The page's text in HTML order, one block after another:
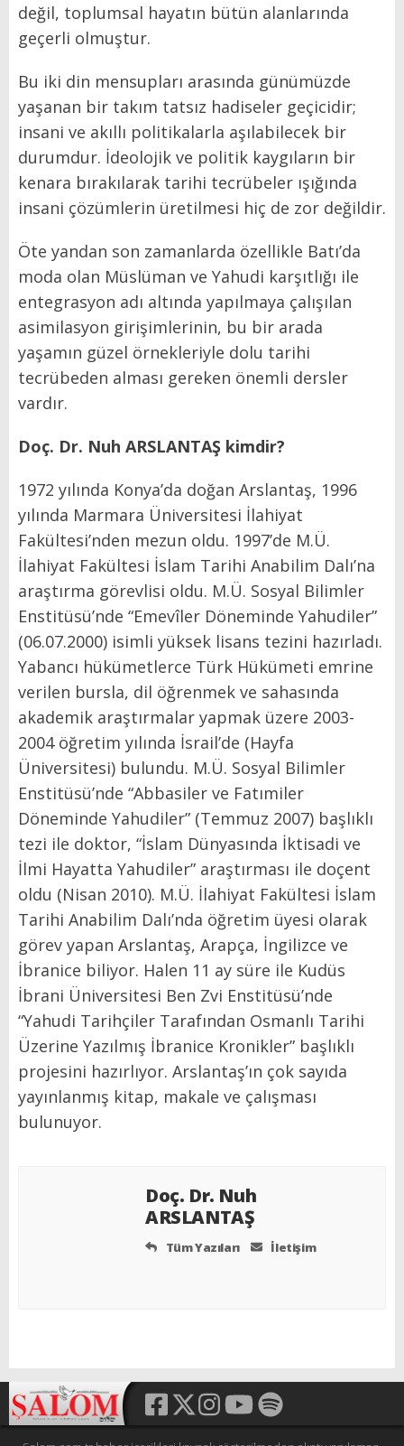
değil, toplumsal hayatın bütün alanlarında
geçerli olmuştur.
Bu iki din mensupları arasında günümüzde
yaşanan bir takım tatsız hadiseler geçicidir;
insani ve akıllı politikalarla aşılabilecek bir
durumdur. İdeolojik ve politik kaygıların bir
kenara bırakılarak tarihi tecrübeler ışığında
insani çözümlerin üretilmesi hiç de zor değildir.
Öte yandan son zamanlarda özellikle Batı’da
moda olan Müslüman ve Yahudi karşıtlığı ile
entegrasyon adı altında yapılmaya çalışılan
asimilasyon girişimlerinin, bu bir arada
yaşamın güzel örnekleriyle dolu tarihi
tecrübeden alması gereken önemli dersler
vardır.
Doç. Dr. Nuh ARSLANTAŞ kimdir?
1972 yılında Konya’da doğan Arslantaş, 1996
yılında Marmara Üniversitesi İlahiyat
Fakültesi’nden mezun oldu. 1997’de M.Ü.
İlahiyat Fakültesi İslam Tarihi Anabilim Dalı’na
araştırma görevlisi oldu. M.Ü. Sosyal Bilimler
Enstitüsü’nde “Emevîler Döneminde Yahudiler”
(06.07.2000) isimli yüksek lisans tezini hazırladı.
Yabancı hükümetlerce Türk Hükümeti emrine
verilen bursla, dil öğrenmek ve sahasında
akademik araştırmalar yapmak üzere 2003-
2004 öğretim yılında İsrail’de (Hayfa
Üniversitesi) bulundu. M.Ü. Sosyal Bilimler
Enstitüsü’nde “Abbasiler ve Fatımiler
Döneminde Yahudiler” (Temmuz 2007) başlıklı
tezi ile doktor, “İslam Dünyasında İktisadi ve
İlmi Hayatta Yahudiler” araştırması ile doçent
oldu (Nisan 2010). M.Ü. İlahiyat Fakültesi İslam
Tarihi Anabilim Dalı’nda öğretim üyesi olarak
görev yapan Arslantaş, Arapça, İngilizce ve
İbranice biliyor. Halen 11 ay süre ile Kudüs
İbrani Üniversitesi Ben Zvi Enstitüsü’nde
“Yahudi Tarihçiler Tarafından Osmanlı Tarihi
Üzerine Yazılmış İbranice Kronikler” başlıklı
projesini hazırlıyor. Arslantaş’ın çok sayıda
yayınlanmış kitap, makale ve çalışması
bulunuyor.
Doç. Dr. Nuh
ARSLANTAŞ
Tüm Yazıları İletişim